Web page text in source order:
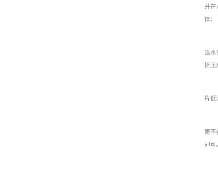
并在
体；
当水
挤压
片低
更不
即可